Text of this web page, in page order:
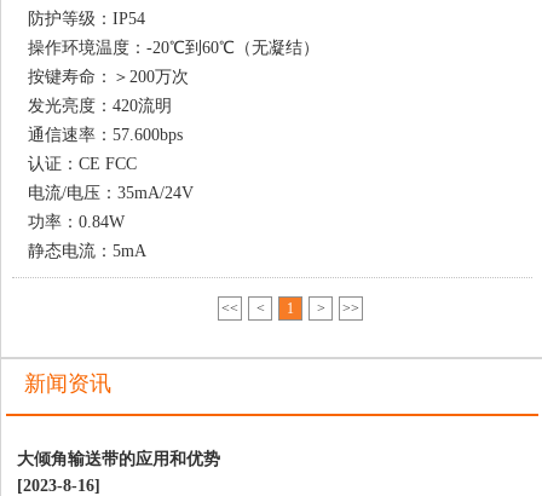
防护等级：IP54
操作环境温度：-20℃到60℃（无凝结）
按键寿命：＞200万次
发光亮度：420流明
通信速率：57.600bps
认证：CE FCC
电流/电压：35mA/24V
功率：0.84W
静态电流：5mA
<< < 1 > >>
新闻资讯
大倾角输送带的应用和优势
[2023-8-16]